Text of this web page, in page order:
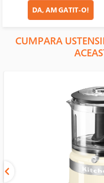
DA, AM GATIT-O!
CUMPARA